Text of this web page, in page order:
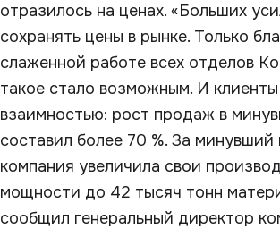
отразилось на ценах. «Больших
сохранять цены в рынке. Только
слаженной работе всех отделов
такое стало возможным. И
взаимностью: рост продаж в
составил более 70 %. За минувший
компания увеличила свои
мощности до 42 тысяч тонн
сообщил генеральный директор